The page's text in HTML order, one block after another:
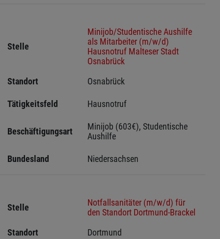
Stelle
Minijob/Studentische Aushilfe
als Mitarbeiter (m/w/d)
Hausnotruf Malteser Stadt
Osnabrück
Standort
Osnabrück
Tätigkeitsfeld Hausnotruf
Beschäftigungsart
Minijob (603€), Studentische
Aushilfe
Bundesland Niedersachsen
Stelle
Notfallsanitäter (m/w/d) für
den Standort Dortmund-Brackel
Standort
Dortmund